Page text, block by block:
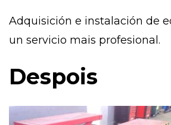
Adquisición e instalación de
un servicio mais profesional.
Despois